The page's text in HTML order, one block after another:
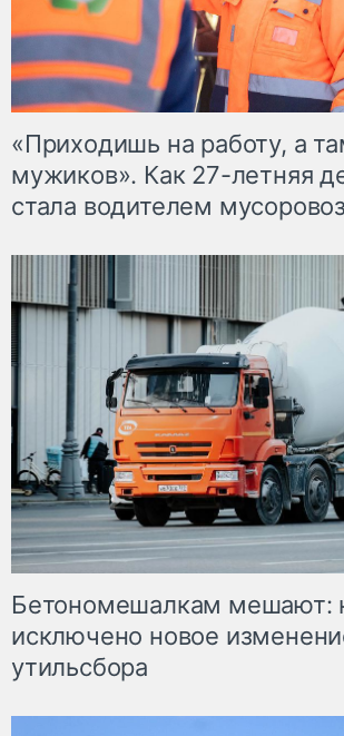
«Приходишь на работу, а
мужиков». Как 27-летняя
стала водителем
Бетономешалкам мешают:
исключено новое
утильсбора